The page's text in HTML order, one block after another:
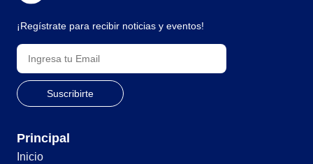
¡Regístrate para recibir noticias y eventos!
Principal
Inicio